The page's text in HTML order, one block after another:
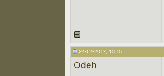
24-02-2012, 13:15
Odeh
-